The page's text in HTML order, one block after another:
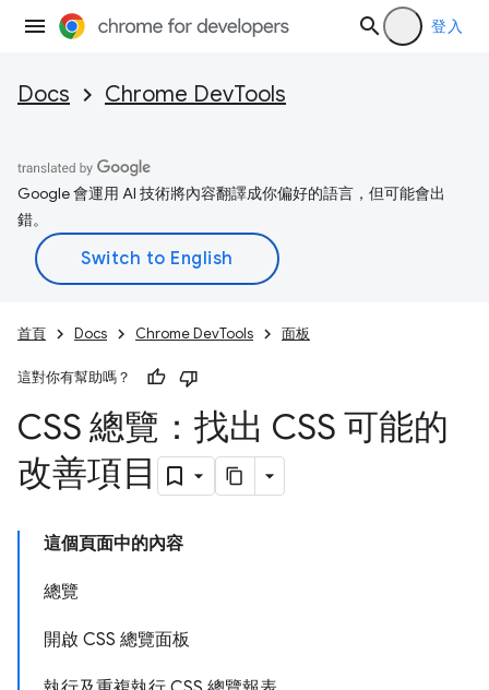
登入
Docs Chrome DevTools
Google 會運用 AI 技術將內容翻譯成你偏好的語言，但可能會出
錯。
首頁 Docs Chrome DevTools 面板
這對你有幫助嗎？
CSS 總覽：找出 CSS 可能的
改善項目
這個頁面中的內容
總覽
開啟 CSS 總覽面板